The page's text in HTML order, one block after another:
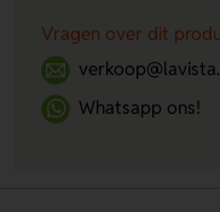
Vragen over dit
Whatsapp ons!